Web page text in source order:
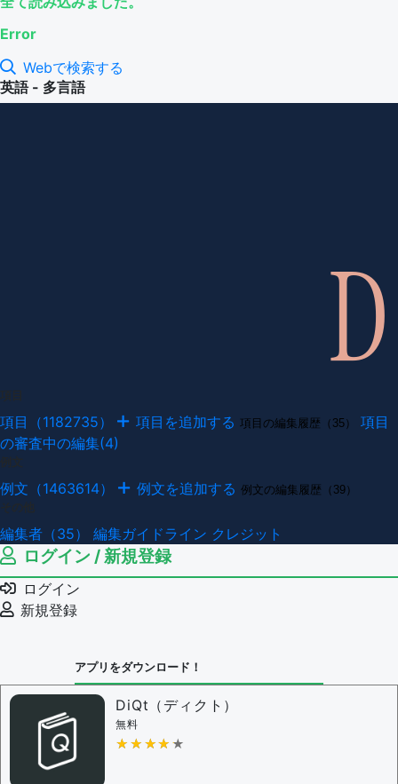
Error
Webで検索する
英語 - 多言語
項目（1182735） 項目を追加する 項目の編集履歴（35）
項目
の審査中の編集(4)
例文（1463614） 例文を追加する 例文の編集履歴（39）
編集者（35） 編集ガイドライン クレジット
ログイン / 新規登録
ログイン
新規登録
アプリをダウンロード！
DiQt（ディクト）
無料
★★★★★
★★★★★